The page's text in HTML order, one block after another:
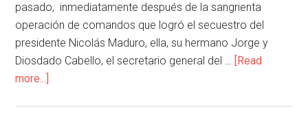
pasado, inmediatamente después de la sangrienta
operación de comandos que logró el secuestro del
presidente Nicolás Maduro, ella, su hermano Jorge y
Diosdado Cabello, el secretario general del … [Read
more...]